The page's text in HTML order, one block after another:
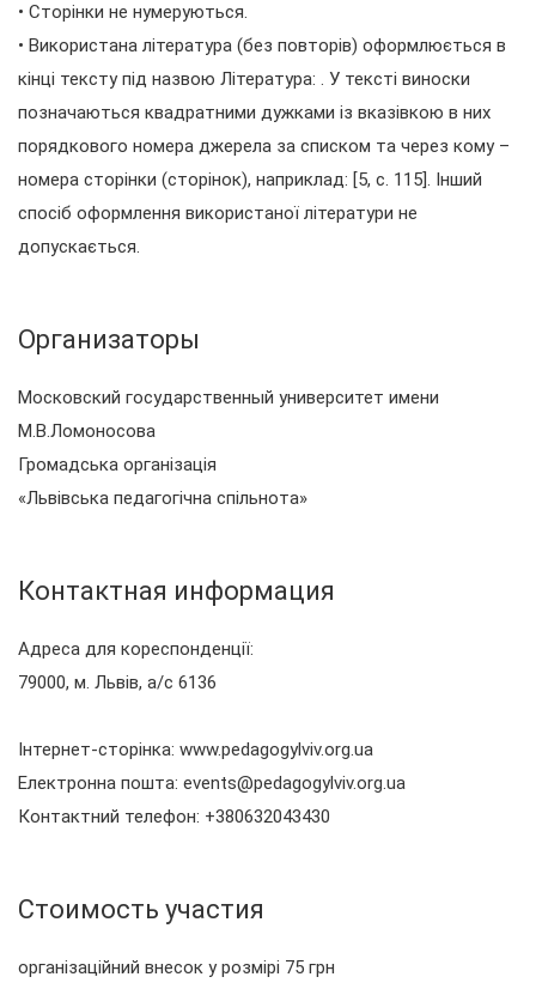
• Сторінки не нумеруються.
• Використана література (без повторів) оформлюється в
кінці тексту під назвою Література: . У тексті виноски
позначаються квадратними дужками із вказівкою в них
порядкового номера джерела за списком та через кому –
номера сторінки (сторінок), наприклад: [5, с. 115]. Інший
спосіб оформлення використаної літератури не
допускається.
Организаторы
Московский государственный университет имени
М.В.Ломоносова
Громадська організація
«Львівська педагогічна спільнота»
Контактная информация
Адреса для кореспонденції:
79000, м. Львів, а/с 6136
Інтернет-сторінка: www.pedagogylviv.org.ua
Електронна пошта: events@pedagogylviv.org.ua
Контактний телефон: +380632043430
Стоимость участия
організаційний внесок у розмірі 75 грн